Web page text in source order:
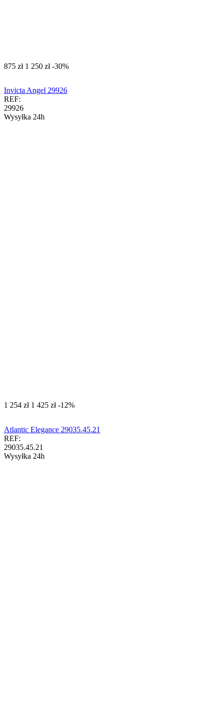
‍875‍ zł ‍1 250‍ zł -30%
Invicta Angel 29926
REF:
29926
Wysyłka 24h
‍1 254‍ zł ‍1 425‍ zł -12%
Atlantic Elegance 29035.45.21
REF:
29035.45.21
Wysyłka 24h